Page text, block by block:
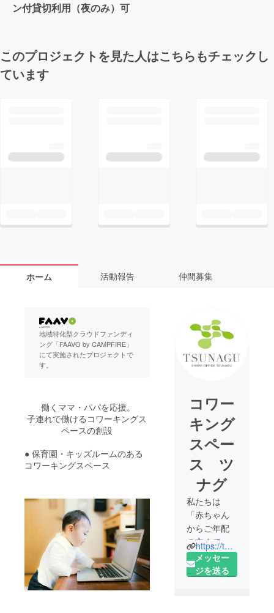
ン付貸切利用（夜のみ）可
このプロジェクトを見た人はこちらもチェックし
ています
ホーム 活動報告 仲間募集
地域特化型クラウドファンディ
ング「FAAVO by CAMPFIRE」
にて実施されたプロジェクトで
す。
働くママ・パパを応援。
子連れで働けるコワーキングス
ペースの創設
● 保育園・キッズルームのある
コワーキングスペース
コワー
キング
スペー
ス ツ
ナグ
私たちは
「赤ちゃん
からご年配
の方まで、
気軽に利用
できる地域
https://twitter.com/tsunagu_spot
メッセー
ジを送る